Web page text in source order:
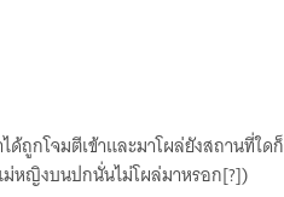
ด้ถูกโจมตีเข้าและมาโผล่ยังสถานที่ใดก็
หญิงบนปกนั่นไม่โผล่มาหรอก[?])